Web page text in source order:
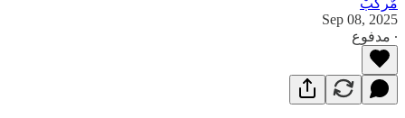
Sep 08, 2025
∙ مدفوع